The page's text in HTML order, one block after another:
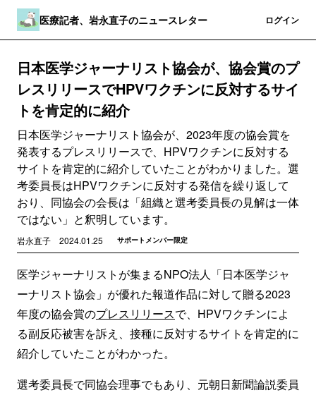
医療記者、岩永直子のニュースレター ログイン
日本医学ジャーナリスト協会が、協会賞のプ
レスリリースでHPVワクチンに反対するサイ
トを肯定的に紹介
日本医学ジャーナリスト協会が、2023年度の協会賞を
発表するプレスリリースで、HPVワクチンに反対する
サイトを肯定的に紹介していたことがわかりました。選
考委員長はHPVワクチンに反対する発信を繰り返して
おり、同協会の会長は「組織と選考委員長の見解は一体
ではない」と釈明しています。
岩永直子 2024.01.25 サポートメンバー限定
医学ジャーナリストが集まるNPO法人「日本医学ジャ
ーナリスト協会」が優れた報道作品に対して贈る2023
年度の協会賞のプレスリリースで、HPVワクチンによ
る副反応被害を訴え、接種に反対するサイトを肯定的に
紹介していたことがわかった。
選考委員長で同協会理事でもあり、元朝日新聞論説委員